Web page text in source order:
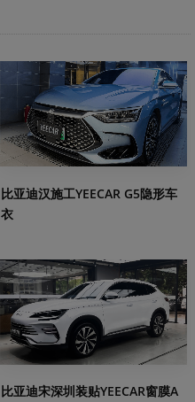
比亚迪汉施工YEECAR G5隐形车
衣
比亚迪宋深圳装贴YEECAR窗膜A